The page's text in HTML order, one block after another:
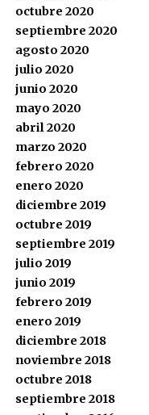
octubre 2020
septiembre 2020
agosto 2020
julio 2020
junio 2020
mayo 2020
abril 2020
marzo 2020
febrero 2020
enero 2020
diciembre 2019
octubre 2019
septiembre 2019
julio 2019
junio 2019
febrero 2019
enero 2019
diciembre 2018
noviembre 2018
octubre 2018
septiembre 2018